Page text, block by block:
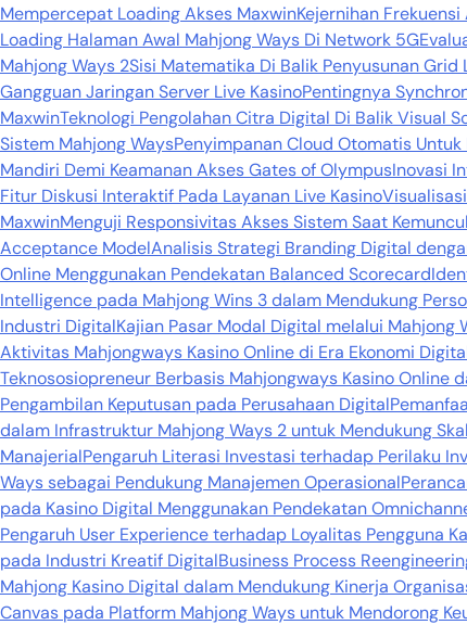
Mempercepat Loading Akses MaxwinKejernihan
Loading Halaman Awal Mahjong Ways Di Network 5G
Mahjong Ways 2Sisi Matematika Di Balik Penyusunan
Gangguan Jaringan Server Live KasinoPentingnya
MaxwinTeknologi Pengolahan Citra Digital Di Balik Visual
Sistem Mahjong WaysPenyimpanan Cloud Otomatis
Mandiri Demi Keamanan Akses Gates of OlympusInovasi
Fitur Diskusi Interaktif Pada Layanan Live Kasino
MaxwinMenguji Responsivitas Akses Sistem Saat
Acceptance ModelAnalisis Strategi Branding Digital
Online Menggunakan Pendekatan Balanced Scorecard
Intelligence pada Mahjong Wins 3 dalam Mendukung
Industri DigitalKajian Pasar Modal Digital melalui
Aktivitas Mahjongways Kasino Online di Era Ekonomi
Teknososiopreneur Berbasis Mahjongways Kasino Online
Pengambilan Keputusan pada Perusahaan Digital
dalam Infrastruktur Mahjong Ways 2 untuk Mendukung
ManajerialPengaruh Literasi Investasi terhadap Perilaku
Ways sebagai Pendukung Manajemen Operasional
pada Kasino Digital Menggunakan Pendekatan
Pengaruh User Experience terhadap Loyalitas Pengguna
pada Industri Kreatif DigitalBusiness Process
Mahjong Kasino Digital dalam Mendukung Kinerja
Canvas pada Platform Mahjong Ways untuk Mendorong